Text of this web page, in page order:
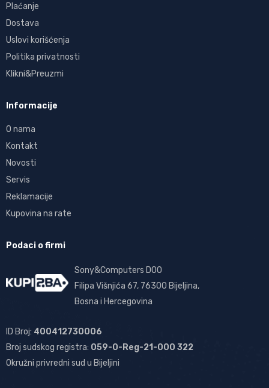
Plaćanje
Dostava
Uslovi korišćenja
Politika privatnosti
Klikni&Preuzmi
Informacije
O nama
Kontakt
Novosti
Servis
Reklamacije
Kupovina na rate
Podaci o firmi
Sony&Computers DOO
Filipa Višnjića 67, 76300 Bijeljina,
Bosna i Hercegovina
ID Broj: 400412730006
Broj sudskog registra: 059-0-Reg-21-000 322
Okružni privredni sud u Bijeljini